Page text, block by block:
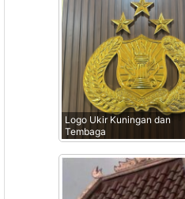
Logo Ukir Kuningan dan
Tembaga